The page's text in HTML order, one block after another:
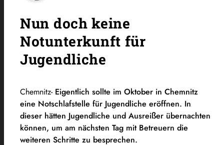
Nun doch keine
Notunterkunft für
Jugendliche
Chemnitz- Eigentlich sollte im Oktober in Chemnitz
eine Notschlafstelle für Jugendliche eröffnen. In
dieser hätten Jugendliche und Ausreißer übernachten
können, um am nächsten Tag mit Betreuern die
weiteren Schritte zu besprechen.